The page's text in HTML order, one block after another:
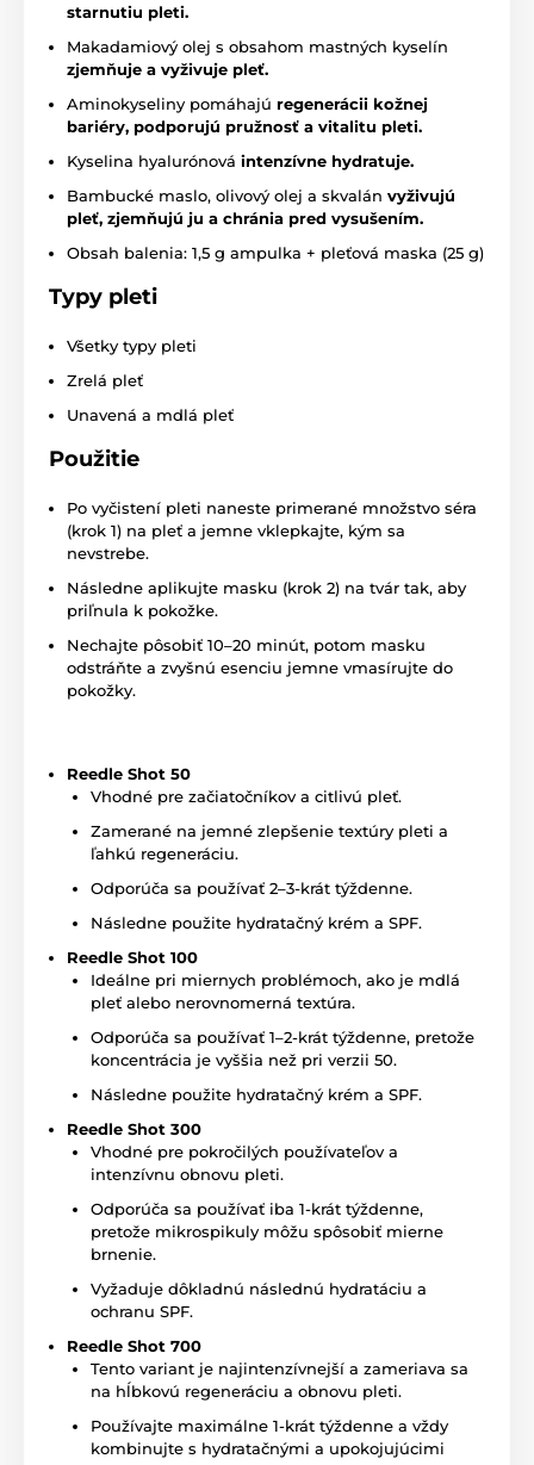
starnutiu pleti.
Makadamiový olej s obsahom mastných kyselín
zjemňuje a vyživuje pleť.
Aminokyseliny pomáhajú regenerácii kožnej
bariéry, podporujú pružnosť a vitalitu pleti.
Kyselina hyalurónová intenzívne hydratuje.
Bambucké maslo, olivový olej a skvalán vyživujú
pleť, zjemňujú ju a chránia pred vysušením.
Obsah balenia: 1,5 g ampulka + pleťová maska (25 g)
Typy pleti
Všetky typy pleti
Zrelá pleť
Unavená a mdlá pleť
Použitie
Po vyčistení pleti naneste primerané množstvo séra
(krok 1) na pleť a jemne vklepkajte, kým sa
nevstrebe.
Následne aplikujte masku (krok 2) na tvár tak, aby
priľnula k pokožke.
Nechajte pôsobiť 10–20 minút, potom masku
odstráňte a zvyšnú esenciu jemne vmasírujte do
pokožky.
Reedle Shot 50
Vhodné pre začiatočníkov a citlivú pleť.
Zamerané na jemné zlepšenie textúry pleti a
ľahkú regeneráciu.
Odporúča sa používať 2–3-krát týždenne.
Následne použite hydratačný krém a SPF.
Reedle Shot 100
Ideálne pri miernych problémoch, ako je mdlá
pleť alebo nerovnomerná textúra.
Odporúča sa používať 1–2-krát týždenne, pretože
koncentrácia je vyššia než pri verzii 50.
Následne použite hydratačný krém a SPF.
Reedle Shot 300
Vhodné pre pokročilých používateľov a
intenzívnu obnovu pleti.
Odporúča sa používať iba 1-krát týždenne,
pretože mikrospikuly môžu spôsobiť mierne
brnenie.
Vyžaduje dôkladnú následnú hydratáciu a
ochranu SPF.
Reedle Shot 700
Tento variant je najintenzívnejší a zameriava sa
na hĺbkovú regeneráciu a obnovu pleti.
Používajte maximálne 1-krát týždenne a vždy
kombinujte s hydratačnými a upokojujúcimi